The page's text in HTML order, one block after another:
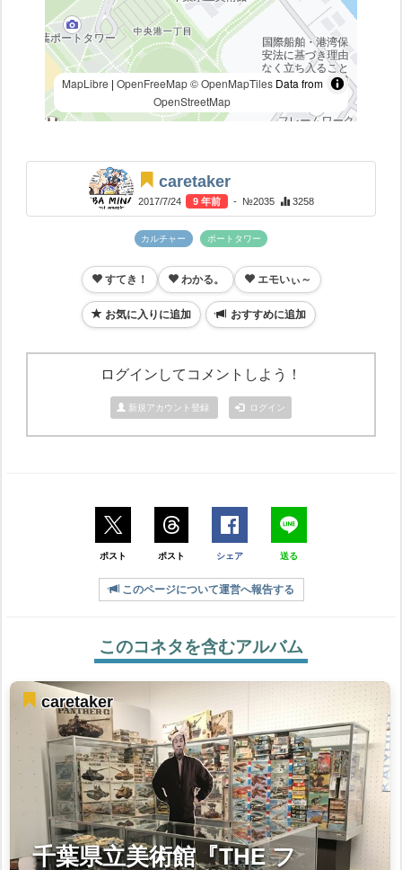
MapLibre | OpenFreeMap © OpenMapTilesData from
OpenStreetMap
caretaker
2017/7/24 9 年前 - №2035 3258
カルチャー ポートタワー
すてき！ わかる。 エモいぃ～
お気に入りに追加 おすすめに追加
ログインしてコメントしよう！
新規アカウント登録 ログイン
ポスト ポスト シェア 送る
このページについて運営へ報告する
このコネタを含むアルバム
caretaker
千葉県立美術館『THE フ